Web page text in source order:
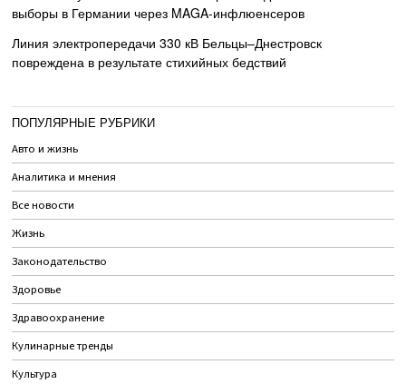
выборы в Германии через MAGA-инфлюенсеров
Линия электропередачи 330 кВ Бельцы–Днестровск
повреждена в результате стихийных бедствий
ПОПУЛЯРНЫЕ РУБРИКИ
Авто и жизнь
Аналитика и мнения
Все новости
Жизнь
Законодательство
Здоровье
Здравоохранение
Кулинарные тренды
Культура